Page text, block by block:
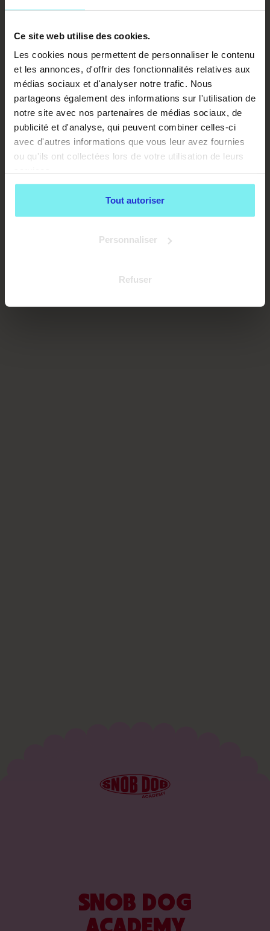
Ce site web utilise des cookies.
Les cookies nous permettent de personnaliser le contenu
et les annonces, d'offrir des fonctionnalités relatives aux
médias sociaux et d'analyser notre trafic. Nous
partageons également des informations sur l'utilisation de
notre site avec nos partenaires de médias sociaux, de
publicité et d'analyse, qui peuvent combiner celles-ci
avec d'autres informations que vous leur avez fournies
ou qu'ils ont collectées lors de votre utilisation de leurs
Tout autoriser
Personnaliser
Refuser
SNOB DOG